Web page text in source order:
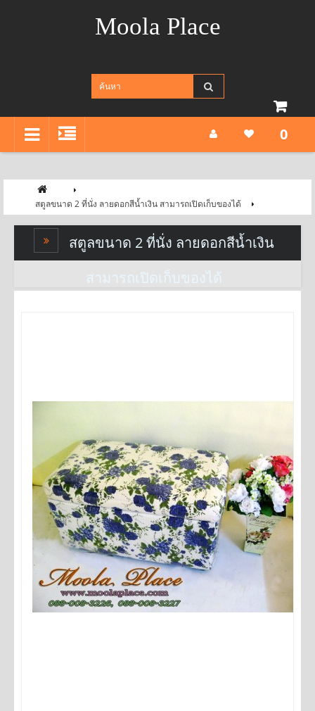
Moola Place
0
สตูลขนาด 2 ที่นั่ง ลายดอกสีน้ำเงิน สามารถเปิดเก็บของได้
สตูลขนาด 2 ที่นั่ง ลายดอกสีน้ำเงิน
สามารถเปิดเก็บของได้